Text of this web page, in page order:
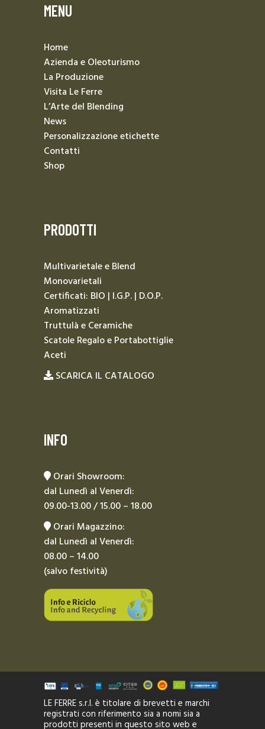
MENU
Home
Azienda e Oleoturismo
La Produzione
Visita Le Ferre
L’Arte del Blending
News
Personalizzazione etichette
Contatti
Shop
PRODOTTI
Multivarietale e Blend
Monovarietali
Certificati: BIO | I.G.P. | D.O.P.
Aromatizzati
Truttulà e Ceramiche
Scatole Regalo e Portabottiglie
Aceti
SCARICA IL CATALOGO
INFO
Orari Showroom:
dal Lunedì al Venerdì:
09.00-13.00 / 15.00 – 18.00
Orari Magazzino:
dal Lunedì al Venerdì:
08.00 – 14.00
(salvo festività)
LE FERRE s.r.l. è titolare di brevetti e marchi
registrati con riferimento sia a nomi sia a
prodotti presenti in questo sito web e